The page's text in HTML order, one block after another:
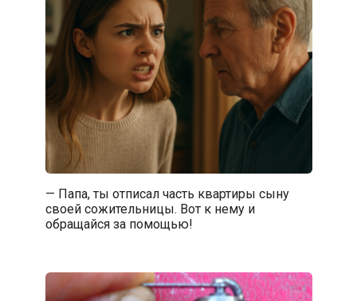
— Папа, ты отписал часть квартиры сыну
своей сожительницы. Вот к нему и
обращайся за помощью!